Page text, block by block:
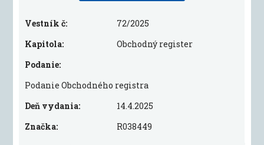
Vestník č:
72/2025
Kapitola:
Obchodný register
Podanie:
Podanie Obchodného registra
Deň vydania:
14.4.2025
Značka:
R038449